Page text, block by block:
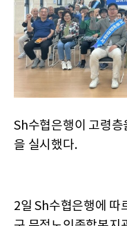
Sh수협은행이 고령
을 실시했다.
2일 Sh수협은행에 따